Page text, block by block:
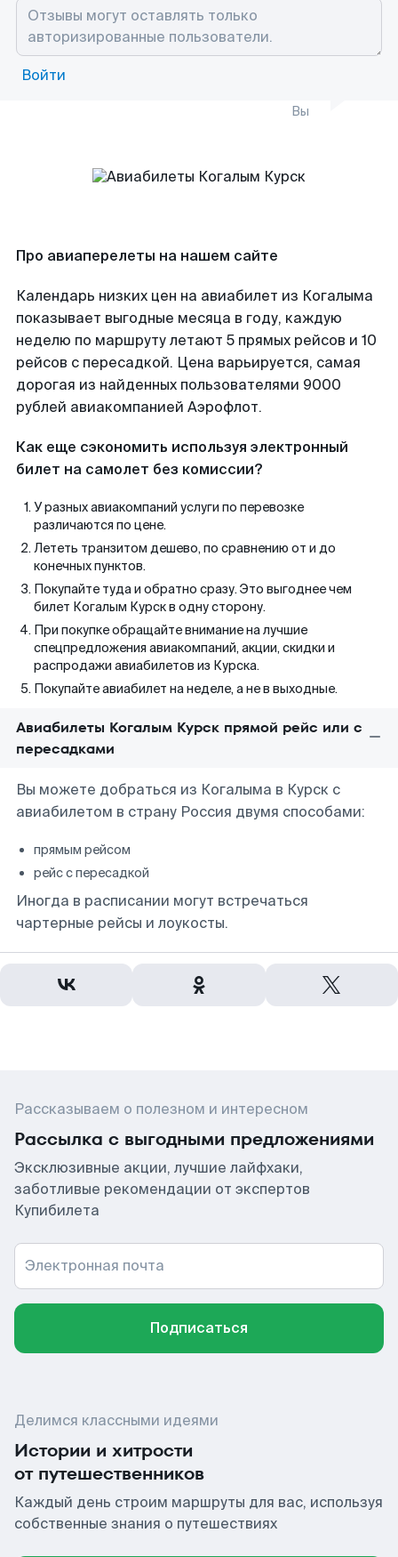
Войти
Вы
Про авиаперелеты на нашем сайте
Календарь низких цен на авиабилет из Когалыма
показывает выгодные месяца в году, каждую
неделю по маршруту летают 5 прямых рейсов и 10
рейсов с пересадкой. Цена варьируется, самая
дорогая из найденных пользователями 9000
рублей авиакомпанией Аэрофлот.
Как еще сэкономить используя электронный
билет на самолет без комиссии?
У разных авиакомпаний услуги по перевозке
различаются по цене.
Лететь транзитом дешево, по сравнению от и до
конечных пунктов.
Покупайте туда и обратно сразу. Это выгоднее чем
билет Когалым Курск в одну сторону.
При покупке обращайте внимание на лучшие
спецпредложения авиакомпаний, акции, скидки и
распродажи авиабилетов из Курска.
Покупайте авиабилет на неделе, а не в выходные.
Авиабилеты Когалым Курск прямой рейс или с
пересадками
Вы можете добраться из Когалыма в Курск с
авиабилетом в страну Россия двумя способами:
прямым рейсом
рейс с пересадкой
Иногда в расписании могут встречаться
чартерные рейсы и лоукосты.
Рассказываем о полезном и интересном
Рассылка с выгодными предложениями
Эксклюзивные акции, лучшие лайфхаки,
заботливые рекомендации от экспертов
Купибилета
Электронная почта
Подписаться
Делимся классными идеями
Истории и хитрости
от путешественников
Каждый день строим маршруты для вас, используя
собственные знания о путешествиях